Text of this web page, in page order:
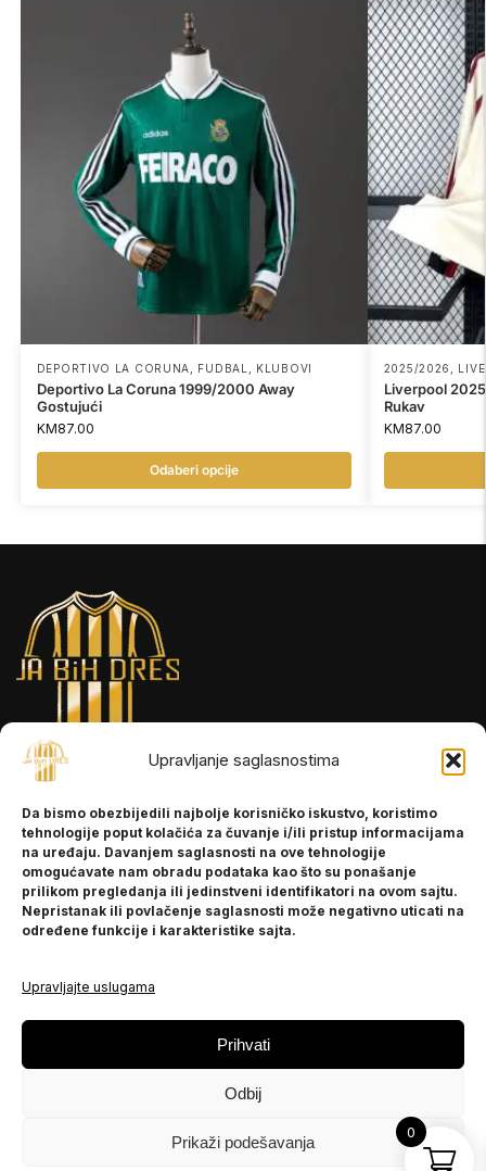
Upravljanje saglasnostima
Da bismo obezbijedili najbolje korisničko iskustvo, koristimo
tehnologije poput kolačića za čuvanje i/ili pristup informacijama
na uređaju. Davanjem saglasnosti na ove tehnologije
omogućavate nam obradu podataka kao što su ponašanje
prilikom pregledanja ili jedinstveni identifikatori na ovom sajtu.
Nepristanak ili povlačenje saglasnosti može negativno uticati na
određene funkcije i karakteristike sajta.
Upravljajte uslugama
Prihvati
Odbij
Prikaži podešavanja
DEPORTIVO LA CORUNA FUDBAL KLUBOVI
Deportivo La Coruna 1999/2000 Away
Gostujući
KM87.00
Odaberi opcije
2025/2026
Liverpool
Rukav
KM87.00
INFORMACIJE
O nama
Kontakt
POMOĆ
Politika privatnosti
PRATITE NAS
Instagram
0